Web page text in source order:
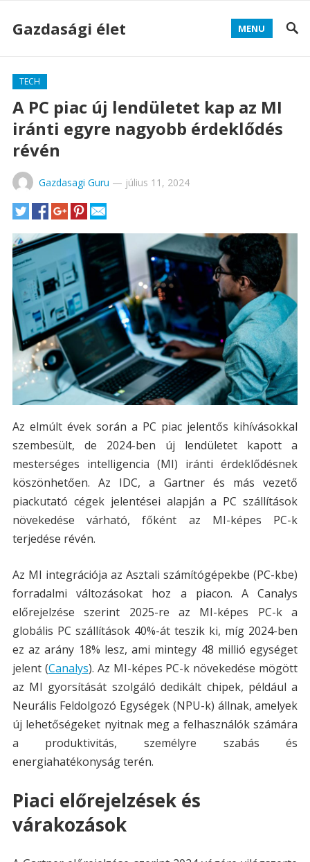
Gazdasági élet MENU
TECH
A PC piac új lendületet kap az MI
iránti egyre nagyobb érdeklődés
révén
Gazdasagi Guru — július 11, 2024
Az elmúlt évek során a PC piac jelentős kihívásokkal
szembesült, de 2024-ben új lendületet kapott a
mesterséges intelligencia (MI) iránti érdeklődésnek
köszönhetően. Az IDC, a Gartner és más vezető
piackutató cégek jelentései alapján a PC szállítások
növekedése várható, főként az MI-képes PC-k
terjedése révén​.
Az MI integrációja az Asztali számítógépekbe (PC-kbe)
forradalmi változásokat hoz a piacon. A Canalys
előrejelzése szerint 2025-re az MI-képes PC-k a
globális PC szállítások 40%-át teszik ki, míg 2024-ben
ez az arány 18% lesz, ami mintegy 48 millió egységet
jelent​ (Canalys)​. Az MI-képes PC-k növekedése mögött
az MI gyorsítását szolgáló dedikált chipek, például a
Neurális Feldolgozó Egységek (NPU-k) állnak, amelyek
új lehetőségeket nyitnak meg a felhasználók számára
a produktivitás, személyre szabás és
energiahatékonyság terén.
Piaci előrejelzések és
várakozások